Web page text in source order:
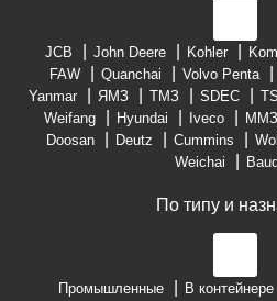
JCB John Deere Kohler
FAW
Quanchai Volvo Penta
Yanmar
ЯМЗ ТМЗ SDEC
Weifang
Hyundai Iveco ММЗ
Doosan
Deutz Cummins
Weichai
По типу и
Промышленные В контейнере